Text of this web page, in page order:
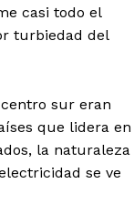
casi todo el
turbiedad del
sur eran
que lidera en
la naturaleza
se ve